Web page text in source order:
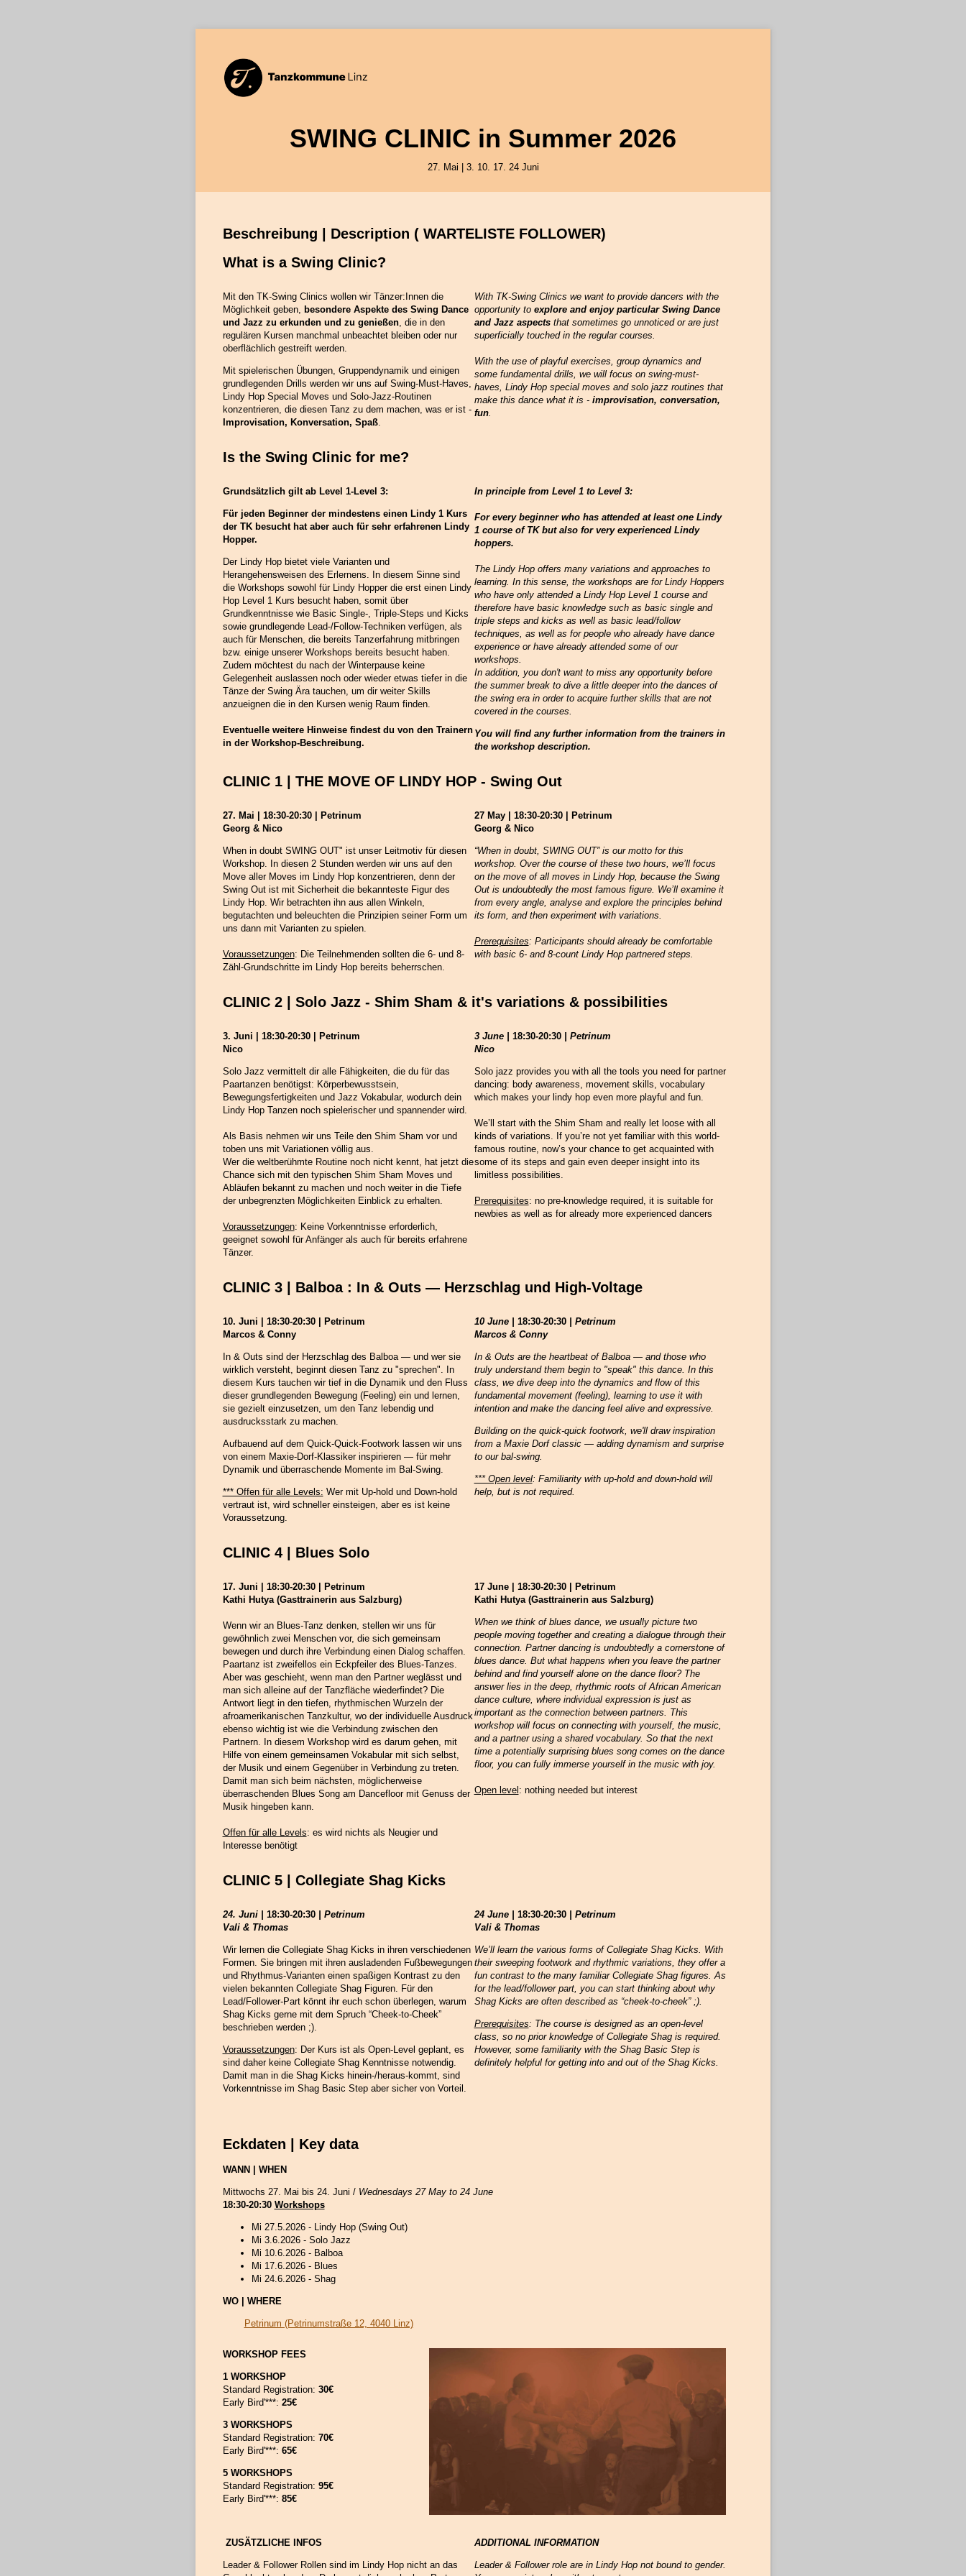
SWING CLINIC in Summer 2026
27. Mai | 3. 10. 17. 24 Juni
Beschreibung | Description ( WARTELISTE FOLLOWER)
What is a Swing Clinic?
Mit den TK-Swing Clinics wollen wir Tänzer:Innen die
Möglichkeit geben, besondere Aspekte des Swing Dance
und Jazz zu erkunden und zu genießen, die in den
regulären Kursen manchmal unbeachtet bleiben oder nur
oberflächlich gestreift werden.
Mit spielerischen Übungen, Gruppendynamik und einigen
grundlegenden Drills werden wir uns auf Swing-Must-Haves,
Lindy Hop Special Moves und Solo-Jazz-Routinen
konzentrieren, die diesen Tanz zu dem machen, was er ist -
Improvisation, Konversation, Spaß.
With TK-Swing Clinics we want to provide dancers with the
opportunity toexplore and enjoy particular Swing Dance
and Jazz aspectsthat sometimes go unnoticed or are just
superficially touched in the regular courses.
With the use of playful exercises, group dynamics and
some fundamental drills, we will focus on swing-must-
haves, Lindy Hop special moves and solo jazz routines that
make this dance what it is - improvisation, conversation,
fun.
Is the Swing Clinic for me?
Grundsätzlich gilt ab Level 1-Level 3:
Für jeden Beginner der mindestens einen Lindy 1 Kurs
der TK besucht hat aber auch für sehr erfahrenen Lindy
Hopper.
Der Lindy Hop bietet viele Varianten und
Herangehensweisen des Erlernens. In diesem Sinne sind
die Workshops sowohl für Lindy Hopper die erst einen Lindy
Hop Level 1 Kurs besucht haben, somit über
Grundkenntnisse wie Basic Single-, Triple-Steps und Kicks
sowie grundlegende Lead-/Follow-Techniken verfügen, als
auch für Menschen, die bereits Tanzerfahrung mitbringen
bzw. einige unserer Workshops bereits besucht haben.
Zudem möchtest du nach der Winterpause keine
Gelegenheit auslassen noch oder wieder etwas tiefer in die
Tänze der Swing Ära tauchen, um dir weiter Skills
anzueignen die in den Kursen wenig Raum finden.
Eventuelle weitere Hinweise findest du von den Trainern
in der Workshop-Beschreibung.
In principle from Level 1 to Level 3:
For every beginner who has attended at least one Lindy
1 course of TK but also for very experienced Lindy
hoppers.
The Lindy Hop offers many variations and approaches to
learning. In this sense, the workshops are for Lindy Hoppers
who have only attended a Lindy Hop Level 1 course and
therefore have basic knowledge such as basic single and
triple steps and kicks as well as basic lead/follow
techniques, as well as for people who already have dance
experience or have already attended some of our
workshops.
In addition, you don't want to miss any opportunity before
the summer break to dive a little deeper into the dances of
the swing era in order to acquire further skills that are not
covered in the courses.
You will find any further information from the trainers in
the workshop description.
CLINIC 1 | THE MOVE OF LINDY HOP - Swing Out
27. Mai | 18:30-20:30 | Petrinum
Georg & Nico
When in doubt SWING OUT" ist unser Leitmotiv für diesen
Workshop. In diesen 2 Stunden werden wir uns auf den
Move aller Moves im Lindy Hop konzentrieren, denn der
Swing Out ist mit Sicherheit die bekannteste Figur des
Lindy Hop. Wir betrachten ihn aus allen Winkeln,
begutachten und beleuchten die Prinzipien seiner Form um
uns dann mit Varianten zu spielen.
Voraussetzungen: Die Teilnehmenden sollten die 6- und 8-
Zähl-Grundschritte im Lindy Hop bereits beherrschen.
27 May | 18:30-20:30 | Petrinum
Georg & Nico
“When in doubt, SWING OUT” is our motto for this
workshop. Over the course of these two hours, we’ll focus
on the move of all moves in Lindy Hop, because the Swing
Out is undoubtedly the most famous figure. We’ll examine it
from every angle, analyse and explore the principles behind
its form, and then experiment with variations.
Prerequisites: Participants should already be comfortable
with basic 6- and 8-count Lindy Hop partnered steps.
CLINIC 2 | Solo Jazz - Shim Sham & it's variations & possibilities
3. Juni | 18:30-20:30 | Petrinum
Nico
Solo Jazz vermittelt dir alle Fähigkeiten, die du für das
Paartanzen benötigst: Körperbewusstsein,
Bewegungsfertigkeiten und Jazz Vokabular, wodurch dein
Lindy Hop Tanzen noch spielerischer und spannender wird.
Als Basis nehmen wir uns Teile den Shim Sham vor und
toben uns mit Variationen völlig aus.
Wer die weltberühmte Routine noch nicht kennt, hat jetzt die
Chance sich mit den typischen Shim Sham Moves und
Abläufen bekannt zu machen und noch weiter in die Tiefe
der unbegrenzten Möglichkeiten Einblick zu erhalten.
Voraussetzungen: Keine Vorkenntnisse erforderlich,
geeignet sowohl für Anfänger als auch für bereits erfahrene
Tänzer.
3 June | 18:30-20:30| Petrinum
Nico
Solo jazz provides you with all the tools you need for partner
dancing: body awareness, movement skills, vocabulary
which makes your lindy hop even more playful and fun.
We’ll start with the Shim Sham and really let loose with all
kinds of variations. If you’re not yet familiar with this world-
famous routine, now’s your chance to get acquainted with
some of its steps and gain even deeper insight into its
limitless possibilities.
Prerequisites: no pre-knowledge required, it is suitable for
newbies as well as for already more experienced dancers
CLINIC 3 | Balboa : In & Outs — Herzschlag und High-Voltage
10. Juni | 18:30-20:30 | Petrinum
Marcos & Conny
In & Outs sind der Herzschlag des Balboa — und wer sie
wirklich versteht, beginnt diesen Tanz zu "sprechen". In
diesem Kurs tauchen wir tief in die Dynamik und den Fluss
dieser grundlegenden Bewegung (Feeling) ein und lernen,
sie gezielt einzusetzen, um den Tanz lebendig und
ausdrucksstark zu machen.
Aufbauend auf dem Quick-Quick-Footwork lassen wir uns
von einem Maxie-Dorf-Klassiker inspirieren — für mehr
Dynamik und überraschende Momente im Bal-Swing.
*** Offen für alle Levels: Wer mit Up-hold und Down-hold
vertraut ist, wird schneller einsteigen, aber es ist keine
Voraussetzung.
10 June | 18:30-20:30| Petrinum
Marcos & Conny
In & Outs are the heartbeat of Balboa — and those who
truly understand them begin to "speak" this dance. In this
class, we dive deep into the dynamics and flow of this
fundamental movement (feeling), learning to use it with
intention and make the dancing feel alive and expressive.
Building on the quick-quick footwork, we'll draw inspiration
from a Maxie Dorf classic — adding dynamism and surprise
to our bal-swing.
*** Open level: Familiarity with up-hold and down-hold will
help, but is not required.
CLINIC 4 | Blues Solo
17. Juni | 18:30-20:30 | Petrinum
Kathi Hutya (Gasttrainerin aus Salzburg)
Wenn wir an Blues-Tanz denken, stellen wir uns für
gewöhnlich zwei Menschen vor, die sich gemeinsam
bewegen und durch ihre Verbindung einen Dialog schaffen.
Paartanz ist zweifellos ein Eckpfeiler des Blues-Tanzes.
Aber was geschieht, wenn man den Partner weglässt und
man sich alleine auf der Tanzfläche wiederfindet? Die
Antwort liegt in den tiefen, rhythmischen Wurzeln der
afroamerikanischen Tanzkultur, wo der individuelle Ausdruck
ebenso wichtig ist wie die Verbindung zwischen den
Partnern. In diesem Workshop wird es darum gehen, mit
Hilfe von einem gemeinsamen Vokabular mit sich selbst,
der Musik und einem Gegenüber in Verbindung zu treten.
Damit man sich beim nächsten, möglicherweise
überraschenden Blues Song am Dancefloor mit Genuss der
Musik hingeben kann.
Offen für alle Levels: es wird nichts als Neugier und
Interesse benötigt
17 June | 18:30-20:30 | Petrinum
Kathi Hutya (Gasttrainerin aus Salzburg)
When we think of blues dance, we usually picture two
people moving together and creating a dialogue through their
connection. Partner dancing is undoubtedly a cornerstone of
blues dance. But what happens when you leave the partner
behind and find yourself alone on the dance floor? The
answer lies in the deep, rhythmic roots of African American
dance culture, where individual expression is just as
important as the connection between partners. This
workshop will focus on connecting with yourself, the music,
and a partner using a shared vocabulary. So that the next
time a potentially surprising blues song comes on the dance
floor, you can fully immerse yourself in the music with joy.
Open level : nothing needed but interest
CLINIC 5 | Collegiate Shag Kicks
24. Juni | 18:30-20:30| Petrinum
Vali & Thomas
Wir lernen die Collegiate Shag Kicks in ihren verschiedenen
Formen. Sie bringen mit ihren ausladenden Fußbewegungen
und Rhythmus-Varianten einen spaßigen Kontrast zu den
vielen bekannten Collegiate Shag Figuren. Für den
Lead/Follower-Part könnt ihr euch schon überlegen, warum
Shag Kicks gerne mit dem Spruch “Cheek-to-Cheek”
beschrieben werden ;).
Voraussetzungen: Der Kurs ist als Open-Level geplant, es
sind daher keine Collegiate Shag Kenntnisse notwendig.
Damit man in die Shag Kicks hinein-/heraus-kommt, sind
Vorkenntnisse im Shag Basic Step aber sicher von Vorteil.
24 June | 18:30-20:30| Petrinum
Vali & Thomas
We’ll learn the various forms of Collegiate Shag Kicks. With
their sweeping footwork and rhythmic variations, they offer a
fun contrast to the many familiar Collegiate Shag figures. As
for the lead/follower part, you can start thinking about why
Shag Kicks are often described as “cheek-to-cheek” ;).
Prerequisites: The course is designed as an open-level
class, so no prior knowledge of Collegiate Shag is required.
However, some familiarity with the Shag Basic Step is
definitely helpful for getting into and out of the Shag Kicks.
Eckdaten | Key data
WANN | WHEN
Mittwochs 27. Mai bis 24. Juni / Wednesdays 27 May to 24 June
18:30-20:30 Workshops
Mi 27.5.2026 - Lindy Hop (Swing Out)
Mi 3.6.2026 - Solo Jazz
Mi 10.6.2026 - Balboa
Mi 17.6.2026 - Blues
Mi 24.6.2026 - Shag
WO | WHERE
Petrinum (Petrinumstraße 12, 4040 Linz)
WORKSHOP FEES
1 WORKSHOP
Standard Registration: 30€
Early Bird'***: 25€
3 WORKSHOPS
Standard Registration: 70€
Early Bird'***: 65€
5 WORKSHOPS
Standard Registration: 95€
Early Bird'***: 85€
ZUSÄTZLICHE INFOS
Leader & Follower Rollen sind im Lindy Hop nicht an das
ADDITIONAL INFORMATION
Leader & Follower role are in Lindy Hop not bound to gender.